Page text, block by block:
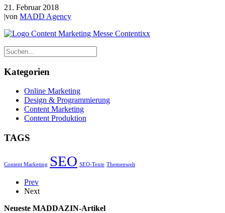
21. Februar 2018
|von MADD Agency
Kategorien
Online Marketing
Design & Programmierung
Content Marketing
Content Produktion
TAGS
Content Marketing SEO SEO-Texte Themenwelt
Prev
Next
Neueste MADDAZIN-Artikel